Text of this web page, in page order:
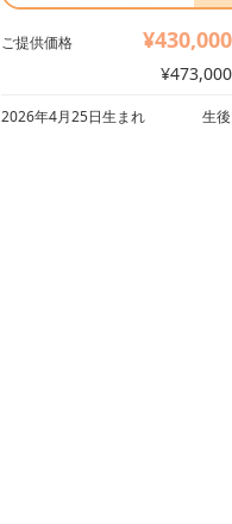
ご提供価格 ¥430,000
¥473,000
2026年4月25日生まれ 生